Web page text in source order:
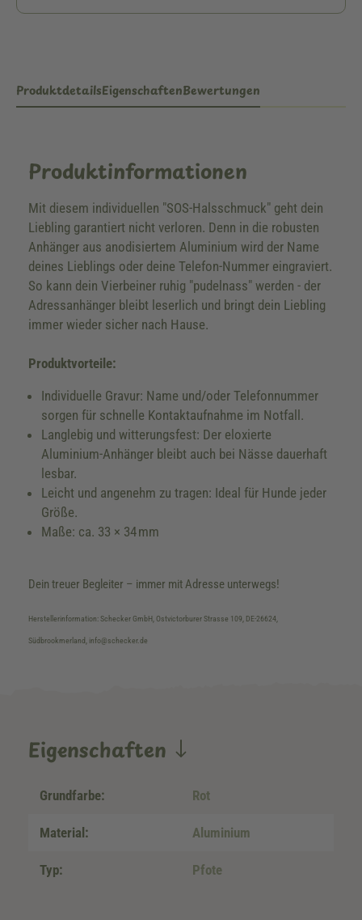
ProduktdetailsEigenschaftenBewertungen
Produktinformationen
Mit diesem individuellen "SOS-Halsschmuck" geht dein
Liebling garantiert nicht verloren. Denn in die robusten
Anhänger aus anodisiertem Aluminium wird der Name
deines Lieblings oder deine Telefon-Nummer eingraviert.
So kann dein Vierbeiner ruhig "pudelnass" werden - der
Adressanhänger bleibt leserlich und bringt dein Liebling
immer wieder sicher nach Hause.
Produktvorteile:
Individuelle Gravur: Name und/oder Telefonnummer
sorgen für schnelle Kontaktaufnahme im Notfall.
Langlebig und witterungsfest: Der eloxierte
Aluminium-Anhänger bleibt auch bei Nässe dauerhaft
lesbar.
Leicht und angenehm zu tragen: Ideal für Hunde jeder
Größe.
Maße: ca. 33 × 34 mm
Dein treuer Begleiter – immer mit Adresse unterwegs!
Herstellerinformation: Schecker GmbH, Ostvictorburer Strasse 109, DE-26624,
Südbrookmerland, info@schecker.de
Eigenschaften
Grundfarbe: Rot
Material: Aluminium
Typ: Pfote